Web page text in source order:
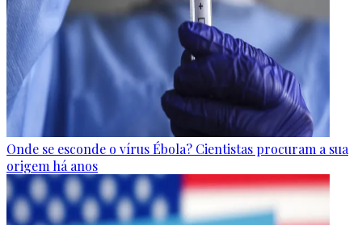
Onde se esconde o vírus Ébola? Cientistas procuram a sua
origem há anos